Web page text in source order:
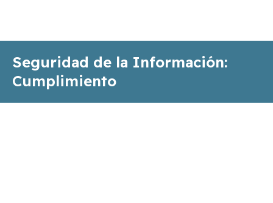
Seguridad de la Información:
Cumplimiento